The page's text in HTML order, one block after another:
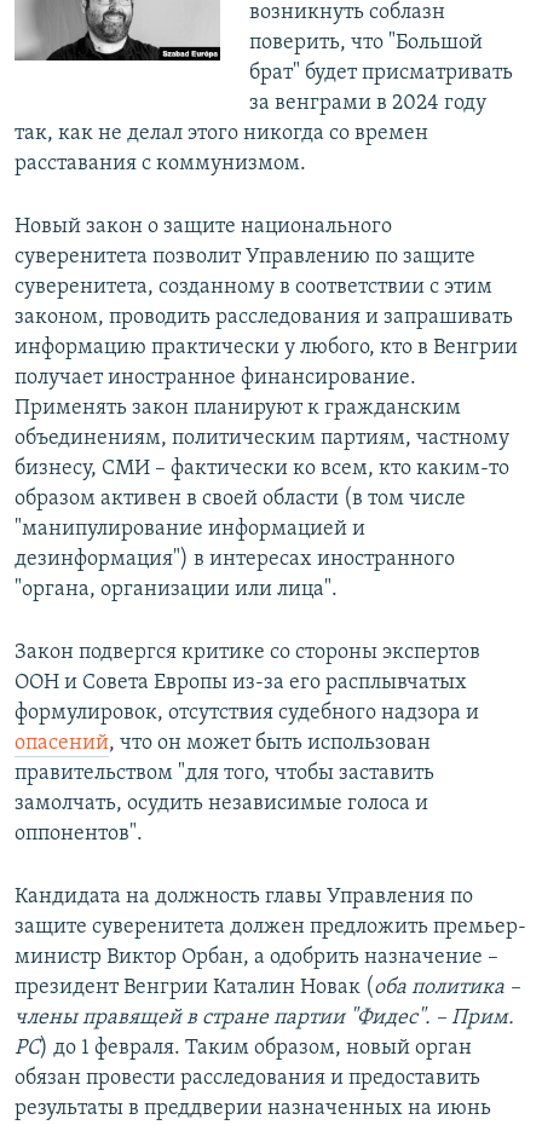
возникнуть соблазн
поверить, что "Большой
брат" будет присматривать
за венграми в 2024 году
так, как не делал этого никогда со времен
расставания с коммунизмом.
Новый закон о защите национального
суверенитета позволит Управлению по защите
суверенитета, созданному в соответствии с этим
законом, проводить расследования и запрашивать
информацию практически у любого, кто в Венгрии
получает иностранное финансирование.
Применять закон планируют к гражданским
объединениям, политическим партиям, частному
бизнесу, СМИ – фактически ко всем, кто каким-то
образом активен в своей области (в том числе
"манипулирование информацией и
дезинформация") в интересах иностранного
"органа, организации или лица".
Закон подвергся критике со стороны экспертов
ООН и Совета Европы из-за его расплывчатых
формулировок, отсутствия судебного надзора и
опасений, что он может быть использован
правительством "для того, чтобы заставить
замолчать, осудить независимые голоса и
оппонентов".
Кандидата на должность главы Управления по
защите суверенитета должен предложить премьер-
министр Виктор Орбан, а одобрить назначение –
президент Венгрии Каталин Новак (оба политика –
члены правящей в стране партии "Фидес". – Прим.
РС) до 1 февраля. Таким образом, новый орган
обязан провести расследования и предоставить
результаты в преддверии назначенных на июнь